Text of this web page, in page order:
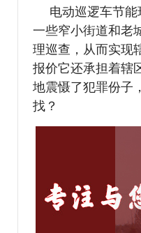
电动巡逻车节
一些窄小街道和老
理巡查，从而实现
报价它还承担着辖
地震慑了犯罪份子
找？